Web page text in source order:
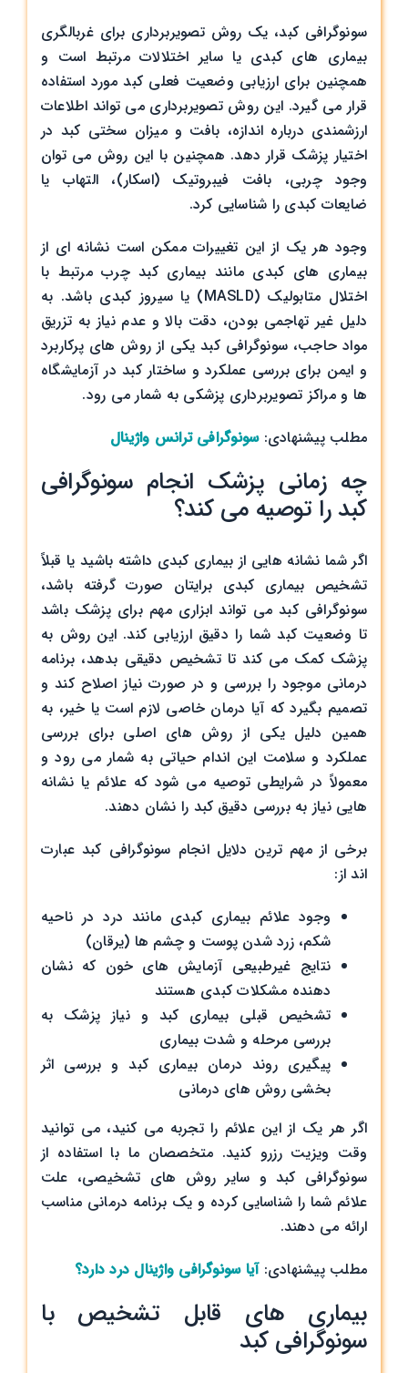
سونوگرافی کبد، یک روش تصویربرداری برای غربالگری
بیماری‌ های کبدی یا سایر اختلالات مرتبط است و
همچنین برای ارزیابی وضعیت فعلی کبد مورد استفاده
قرار می‌ گیرد. این روش تصویربرداری می ‌تواند اطلاعات
ارزشمندی درباره اندازه، بافت و میزان سختی کبد در
اختیار پزشک قرار دهد. همچنین با این روش می ‌توان
وجود چربی، بافت فیبروتیک (اسکار)، التهاب یا
ضایعات کبدی را شناسایی کرد.
وجود هر یک از این تغییرات ممکن است نشانه‌ ای از
بیماری ‌های کبدی مانند بیماری کبد چرب مرتبط با
اختلال متابولیک (MASLD) یا سیروز کبدی باشد. به
دلیل غیر تهاجمی بودن، دقت بالا و عدم نیاز به تزریق
مواد حاجب، سونوگرافی کبد یکی از روش‌ های پرکاربرد
و ایمن برای بررسی عملکرد و ساختار کبد در آزمایشگاه‌
ها و مراکز تصویربرداری پزشکی به شمار می ‌رود.
مطلب پیشنهادی:سونوگرافی ترانس واژینال
چه زمانی پزشک انجام سونوگرافی
کبد را توصیه می ‌کند؟
اگر شما نشانه‌ هایی از بیماری کبدی داشته باشید یا قبلاً
تشخیص بیماری کبدی برایتان صورت گرفته باشد،
سونوگرافی کبد می‌ تواند ابزاری مهم برای پزشک باشد
تا وضعیت کبد شما را دقیق ارزیابی کند. این روش به
پزشک کمک می ‌کند تا تشخیص دقیقی بدهد، برنامه
درمانی موجود را بررسی و در صورت نیاز اصلاح کند و
تصمیم بگیرد که آیا درمان خاصی لازم است یا خیر، به
همین دلیل یکی از روش ‌های اصلی برای بررسی
عملکرد و سلامت این اندام حیاتی به شمار می ‌رود و
معمولاً در شرایطی توصیه می ‌شود که علائم یا نشانه‌
هایی نیاز به بررسی دقیق کبد را نشان دهند.
برخی از مهم‌ ترین دلایل انجام سونوگرافی کبد عبارت
‌اند از:
وجود علائم بیماری کبدی مانند درد در ناحیه
شکم، زرد شدن پوست و چشم ‌ها (یرقان)
نتایج غیرطبیعی آزمایش ‌های خون که نشان‌
دهنده مشکلات کبدی هستند
تشخیص قبلی بیماری کبد و نیاز پزشک به
بررسی مرحله و شدت بیماری
پیگیری روند درمان بیماری کبد و بررسی اثر
بخشی روش‌ های درمانی
اگر هر یک از این علائم را تجربه می ‌کنید، می ‌توانید
وقت ویزیت رزرو کنید. متخصصان ما با استفاده از
سونوگرافی کبد و سایر روش ‌های تشخیصی، علت
علائم شما را شناسایی کرده و یک برنامه درمانی مناسب
ارائه می ‌دهند.
مطلب پیشنهادی:آیا سونوگرافی واژینال درد دارد؟
بیماری ‌های قابل تشخیص با
سونوگرافی کبد